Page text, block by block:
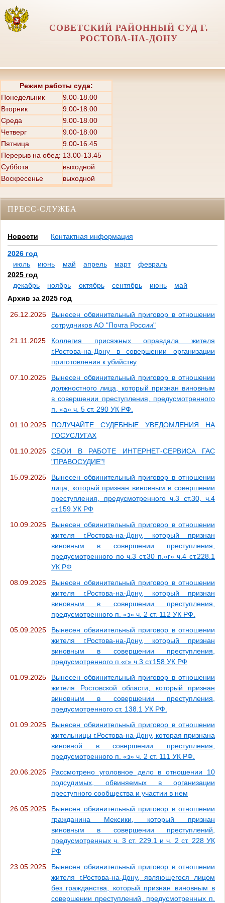
СОВЕТСКИЙ РАЙОННЫЙ СУД Г.
РОСТОВА-НА-ДОНУ
Режим работы суда:
Понедельник
9.00-18.00
Вторник
9.00-18.00
Среда
9.00-18.00
Четверг
9.00-18.00
Пятница
9.00-16.45
Перерыв на обед: 13.00-13.45
Суббота
выходной
Воскресенье
выходной
ПРЕСС-СЛУЖБА
Новости Контактная информация
2026 год
июль
июнь май апрель март
февраль
2025 год
декабрь
ноябрь октябрь сентябрь июнь
май
Архив за 2025 год
26.12.2025
Вынесен обвинительный приговор в отношении
сотрудников АО "Почта России"
21.11.2025
Коллегия присяжных оправдала жителя
г.Ростова-на-Дону в совершении организации
приготовления к убийству
07.10.2025
Вынесен обвинительный приговор в отношении
должностного лица, который признан виновным
в совершении преступления, предусмотренного
п. «а» ч. 5 ст. 290 УК РФ.
01.10.2025
ПОЛУЧАЙТЕ СУДЕБНЫЕ УВЕДОМЛЕНИЯ НА
ГОСУСЛУГАХ
01.10.2025
СБОИ В РАБОТЕ ИНТЕРНЕТ-СЕРВИСА ГАС
"ПРАВОСУДИЕ"!
15.09.2025
Вынесен обвинительный приговор в отношении
лица, который признан виновным в совершении
преступления, предусмотренного ч.3 ст.30, ч.4
ст.159 УК РФ
10.09.2025
Вынесен обвинительный приговор в отношении
жителя г.Ростова-на-Дону, который признан
виновным в совершении преступления,
предусмотренного по ч.3 ст.30 п.«г» ч.4 ст.228.1
УК РФ
08.09.2025
Вынесен обвинительный приговор в отношении
жителя г.Ростова-на-Дону, который признан
виновным в совершении преступления,
предусмотренного п. «з» ч. 2 ст. 112 УК РФ.
05.09.2025
Вынесен обвинительный приговор в отношении
жителя г.Ростова-на-Дону, который признан
виновным в совершении преступления,
предусмотренного п.«г» ч.3 ст.158 УК РФ
01.09.2025
Вынесен обвинительный приговор в отношении
жителя Ростовской области, который признан
виновным в совершении преступления,
предусмотренного ст. 138.1 УК РФ.
01.09.2025
Вынесен обвинительный приговор в отношении
жительницы г.Ростова-на-Дону, которая признана
виновной в совершении преступления,
предусмотренного п. «з» ч. 2 ст. 111 УК РФ.
20.06.2025
Рассмотрено уголовное дело в отношении 10
подсудимых, обвиняемых в организации
преступного сообщества и участии в нем
26.05.2025
Вынесен обвинительный приговор в отношении
гражданина Мексики, который признан
виновным в совершении преступлений,
предусмотренных ч. 3 ст. 229.1 и ч. 2 ст. 228 УК
РФ
23.05.2025
Вынесен обвинительный приговор в отношении
жителя г.Ростова-на-Дону, являющегося лицом
без гражданства, который признан виновным в
совершении преступлений, предусмотренных п.